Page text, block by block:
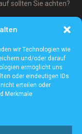
wir Technologien wie
und/oder darauf
ermöglicht uns
oder eindeutigen IDs
erteilen oder
Merkmale
sollten Sie achten?